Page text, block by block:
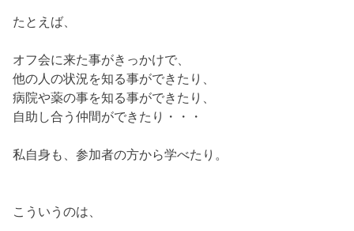
たとえば、
オフ会に来た事がきっかけで、
他の人の状況を知る事ができたり、
病院や薬の事を知る事ができたり、
自助し合う仲間ができたり・・・
私自身も、参加者の方から学べたり。
こういうのは、